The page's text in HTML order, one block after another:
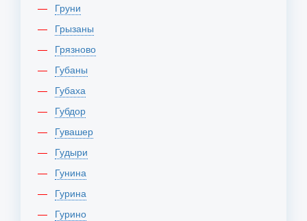
Груни
Грызаны
Грязново
Губаны
Губаха
Губдор
Гувашер
Гудыри
Гунина
Гурина
Гурино